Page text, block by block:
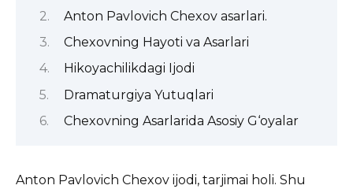
Anton Pavlovich Chexov asarlari.
Chexovning Hayoti va Asarlari
Hikoyachilikdagi Ijodi
Dramaturgiya Yutuqlari
Chexovning Asarlarida Asosiy G‘oyalar
Anton Pavlovich Chexov ijodi, tarjimai holi. Shu